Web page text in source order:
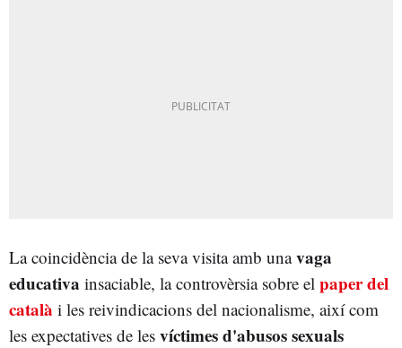
La coincidència de la seva visita amb unavaga
educativa insaciable, la controvèrsia sobre el paper del
català i les reivindicacions del nacionalisme, així com
les expectatives de les víctimes d'abusos sexuals